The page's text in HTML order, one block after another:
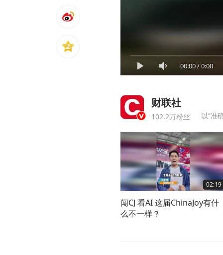
00:00/0:00
财联社
102.2万粉丝
02:19
闯CJ 看AI 这届ChinaJoy有什
么不一样？